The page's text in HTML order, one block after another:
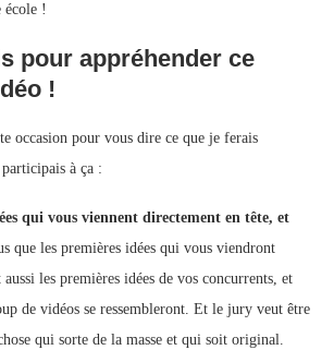
école !
pour appréhender ce
!
occasion pour vous dire ce que je ferais
à ça :
qui vous viennent directement en tête, et
que les premières idées qui vous viendront
les premières idées de vos concurrents, et
de vidéos se ressembleront. Et le jury veut être
qui sorte de la masse et qui soit original.